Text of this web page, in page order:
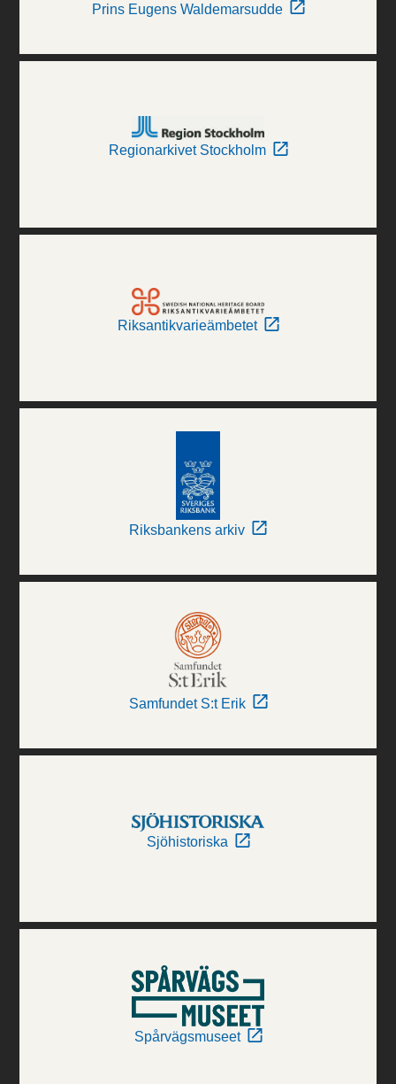
Prins Eugens Waldemarsudde
Regionarkivet Stockholm
Riksantikvarieämbetet
Riksbankens arkiv
Samfundet S:t Erik
Sjöhistoriska
Spårvägsmuseet